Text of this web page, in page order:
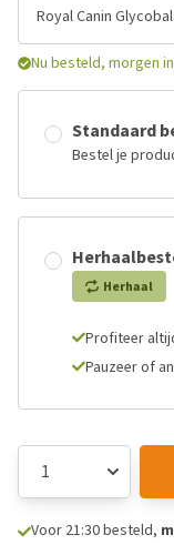
Royal Canin
Nu besteld, morgen
Standaard
Bestel je
Herhaal
Profiteer
Pauzeer of
Voor 21:30 besteld,